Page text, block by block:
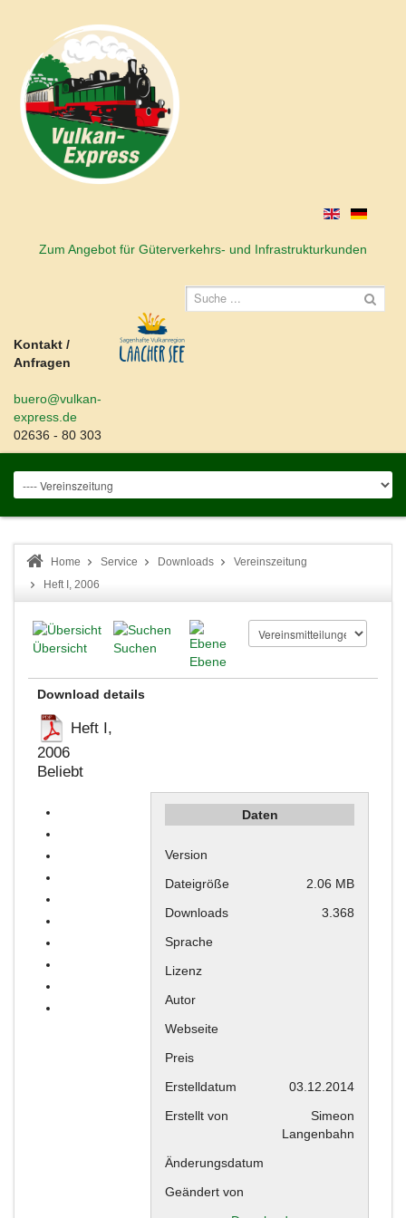
Zum Angebot für Güterverkehrs- und Infrastrukturkunden
Kontakt /
Anfragen
buero@vulkan-
express.de
02636 - 80 303
Home Service Downloads
Vereinszeitung
Heft I, 2006
Übersicht
Suchen
Ebene
Download details
Heft I,
2006
Beliebt
Daten
Version
Dateigröße
2.06 MB
Downloads
3.368
Sprache
Lizenz
Autor
Webseite
Preis
Erstelldatum
03.12.2014
Erstellt von
Simeon
Langenbahn
Änderungsdatum
Geändert von